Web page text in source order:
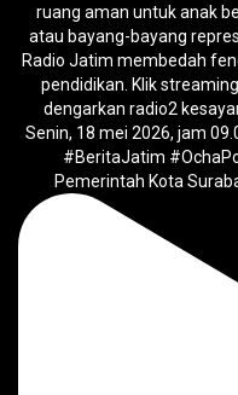
Pemerintah Kota